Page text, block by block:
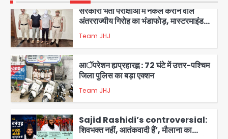
3
सरकारी भर्ती परीक्षाओं में नकल कराने वाले
अंतरराज्यीय गिरोह का भंडाफोड़, मास्टरमाइंड
समेत 7 गिरफ्तार
Team JHJ
4
आॅपरेशन ह्यप्रहारह्ण : 72 घंटे में उत्तर-पश्चिम
जिला पुलिस का बड़ा एक्शन
Team JHJ
Sajid Rashidi’s controversial:
शिवभक्त नहीं, आतंकवादी हैं’, मौलाना का